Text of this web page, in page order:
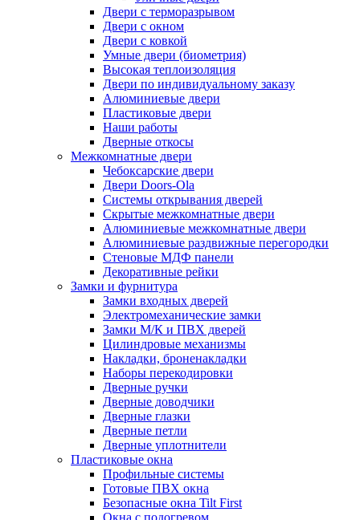
Двери с терморазрывом
Двери с окном
Двери с ковкой
Умные двери (биометрия)
Высокая теплоизоляция
Двери по индивидуальному заказу
Алюминиевые двери
Пластиковые двери
Наши работы
Дверные откосы
Межкомнатные двери
Чебоксарские двери
Двери Doors-Ola
Системы открывания дверей
Скрытые межкомнатные двери
Алюминиевые межкомнатные двери
Алюминиевые раздвижные перегородки
Стеновые МДФ панели
Декоративные рейки
Замки и фурнитура
Замки входных дверей
Электромеханические замки
Замки М/К и ПВХ дверей
Цилиндровые механизмы
Накладки, броненакладки
Наборы перекодировки
Дверные ручки
Дверные доводчики
Дверные глазки
Дверные петли
Дверные уплотнители
Пластиковые окна
Профильные системы
Готовые ПВХ окна
Безопасные окна Tilt First
Окна с подогревом